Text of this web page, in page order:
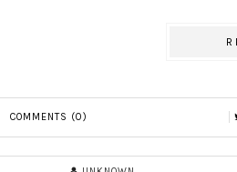
COMMENTS (0)